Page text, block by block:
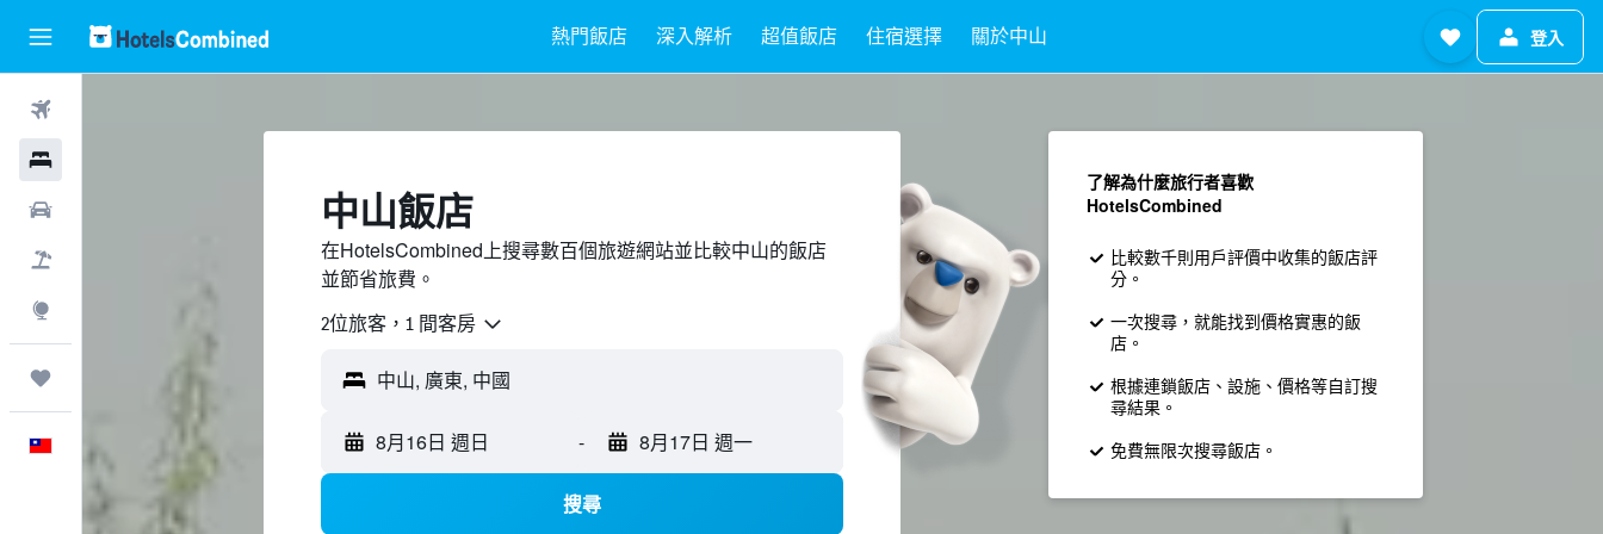
熱門飯店 深入解析 超值飯店 住宿選擇 關於中山 登入
中文
中山飯店
在HotelsCombined上搜尋數百個旅遊網站並比較中山的飯店
並節省旅費。
2位旅客，1 間客房
中山, 廣東, 中國
8月16日 週日 - 8月17日 週一
搜尋
了解為什麼旅行者喜歡
HotelsCombined
比較數千則用戶評價中收集的飯店評
分。
一次搜尋，就能找到價格實惠的飯
店。
根據連鎖飯店、設施、價格等自訂搜
尋結果。
免費無限次搜尋飯店。